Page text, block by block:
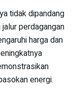
tidak dipandang
perdagangan
harga dan
energi.